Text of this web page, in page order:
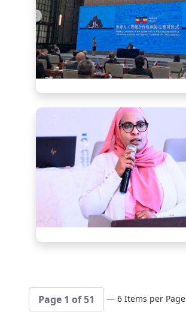
Page 1 of 51 — 6 Items per Page